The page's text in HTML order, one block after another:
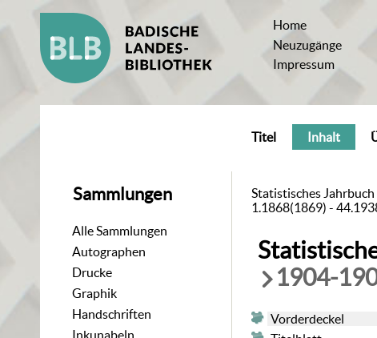
Home
Neuzugänge
Impressum
Sammlungen
Alle Sammlungen
Autographen
Drucke
Graphik
Handschriften
Inkunabeln
Titel Inhalt
Statistisches
1.1868(1869) -
1904-
Vorderdeckel